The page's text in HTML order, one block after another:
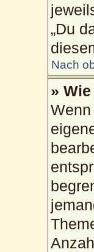
„Du
Nach
»